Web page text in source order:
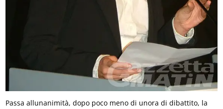
Passa allunanimità, dopo poco meno di unora di dibattito, la